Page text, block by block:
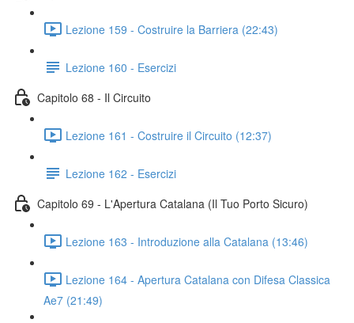
Lezione 159 - Costruire la Barriera (22:43)
Lezione 160 - Esercizi
Capitolo 68 - Il Circuito
Lezione 161 - Costruire il Circuito (12:37)
Lezione 162 - Esercizi
Capitolo 69 - L'Apertura Catalana (Il Tuo Porto Sicuro)
Lezione 163 - Introduzione alla Catalana (13:46)
Lezione 164 - Apertura Catalana con Difesa Classica
Ae7 (21:49)